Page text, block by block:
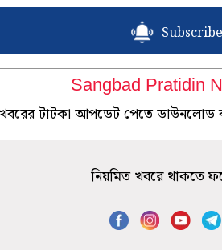
Subscribe
Sangbad Pratidin
টাটকা আপডেট পেতে ডাউনলোড
নিয়মিত খবরে থাকতে